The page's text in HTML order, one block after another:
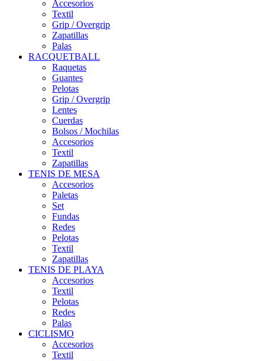
Accesorios
Textil
Grip / Overgrip
Zapatillas
Palas
RACQUETBALL
Raquetas
Guantes
Pelotas
Grip / Overgrip
Lentes
Cuerdas
Bolsos / Mochilas
Accesorios
Textil
Zapatillas
TENIS DE MESA
Accesorios
Paletas
Set
Fundas
Redes
Pelotas
Textil
Zapatillas
TENIS DE PLAYA
Accesorios
Textil
Pelotas
Redes
Palas
CICLISMO
Accesorios
Textil